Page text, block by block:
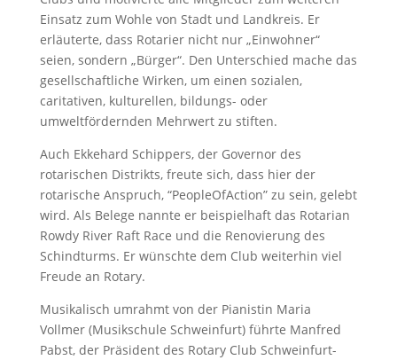
Einsatz zum Wohle von Stadt und Landkreis. Er
erläuterte, dass Rotarier nicht nur „Einwohner“
seien, sondern „Bürger“. Den Unterschied mache das
gesellschaftliche Wirken, um einen sozialen,
caritativen, kulturellen, bildungs- oder
umweltfördernden Mehrwert zu stiften.
Auch Ekkehard Schippers, der Governor des
rotarischen Distrikts, freute sich, dass hier der
rotarische Anspruch, “PeopleOfAction” zu sein, gelebt
wird. Als Belege nannte er beispielhaft das Rotarian
Rowdy River Raft Race und die Renovierung des
Schindturms. Er wünschte dem Club weiterhin viel
Freude an Rotary.
Musikalisch umrahmt von der Pianistin Maria
Vollmer (Musikschule Schweinfurt) führte Manfred
Pabst, der Präsident des Rotary Club Schweinfurt-